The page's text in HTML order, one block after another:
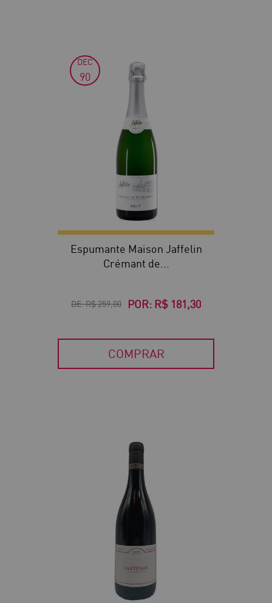
DEC
90
Espumante Maison Jaffelin
Crémant de...
DE:R$ 259,00 POR: R$ 181,30
COMPRAR